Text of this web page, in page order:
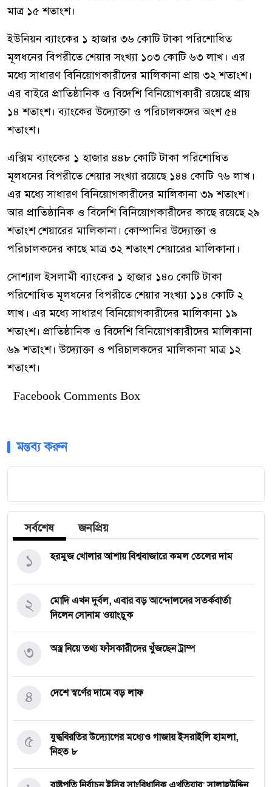
মাত্র ১৫ শতাংশ।
ইউনিয়ন ব্যাংকের ১ হাজার ৩৬ কোটি টাকা পরিশোধিত
মূলধনের বিপরীতে শেয়ার সংখ্যা ১০৩ কোটি ৬৩ লাখ। এর
মধ্যে সাধারণ বিনিয়োগকারীদের মালিকানা প্রায় ৩২ শতাংশ।
এর বাইরে প্রাতিষ্ঠানিক ও বিদেশি বিনিয়োগকারী রয়েছে প্রায়
১৪ শতাংশ। ব্যাংকের উদ্যোক্তা ও পরিচালকদের অংশ ৫৪
শতাংশ।
এক্সিম ব্যাংকের ১ হাজার ৪৪৮ কোটি টাকা পরিশোধিত
মূলধনের বিপরীতে শেয়ার সংখ্যা রয়েছে ১৪৪ কোটি ৭৬ লাখ।
এর মধ্যে সাধারণ বিনিয়োগকারীদের মালিকানা ৩৯ শতাংশ।
আর প্রাতিষ্ঠানিক ও বিদেশি বিনিয়োগকারীদের কাছে রয়েছে ২৯
শতাংশ শেয়ারের মালিকানা। কোম্পানির উদ্যোক্তা ও
পরিচালকদের কাছে মাত্র ৩২ শতাংশ শেয়ারের মালিকানা।
সোশ্যাল ইসলামী ব্যাংকের ১ হাজার ১৪০ কোটি টাকা
পরিশোধিত মূলধনের বিপরীতে শেয়ার সংখ্যা ১১৪ কোটি ২
লাখ। এর মধ্যে সাধারণ বিনিয়োগকারীদের মালিকানা ১৯
শতাংশ। প্রাতিষ্ঠানিক ও বিদেশি বিনিয়োগকারীদের মালিকানা
৬৯ শতাংশ। উদ্যোক্তা ও পরিচালকদের মালিকানা মাত্র ১২
শতাংশ।
Facebook Comments Box
মন্তব্য করুন
সর্বশেষ জনপ্রিয়
হরমুজ খোলার আশায় বিশ্ববাজারে কমল তেলের দাম
১
মোদি এখন দুর্বল, এবার বড় আন্দোলনের সতর্কবার্তা
দিলেন সোনাম ওয়াংচুক
২
অস্ত্র নিয়ে তথ্য ফাঁসকারীদের খুঁজছেন ট্রাম্প
৩
দেশে স্বর্ণের দামে বড় লাফ
৪
যুদ্ধবিরতির উদ্যোগের মধ্যেও গাজায় ইসরাইলি হামলা,
নিহত ৮
৫